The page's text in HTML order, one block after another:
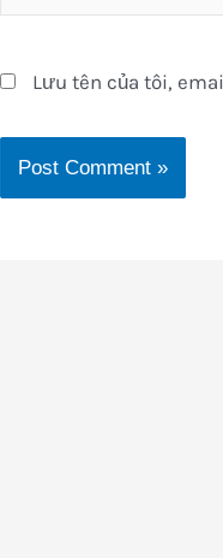
Lưu tên của tôi,